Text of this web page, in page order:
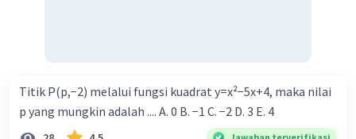
Titik P(p,−2) melalui fungsi kuadrat y=x²−5x+4, maka nilai
p yang mungkin adalah .... A. 0 B. −1 C. −2 D. 3 E. 4